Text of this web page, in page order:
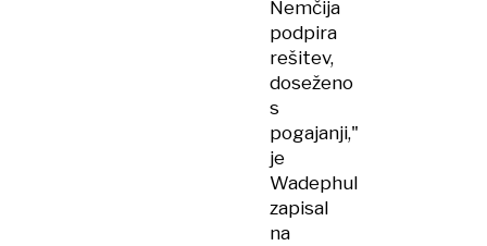
Nemčija
podpira
rešitev,
doseženo
s
pogajanji,"
je
Wadephul
zapisal
na